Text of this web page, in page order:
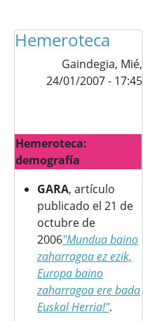
Hemeroteca
Gaindegia, Mié,
24/01/2007 - 17:45
Hemeroteca:
demografía
GARA, artículo
publicado el 21 de
octubre de
2006"Mundua baino
zaharragoa ez ezik,
Europa baino
zaharragoa ere bada
Euskal Herria!".